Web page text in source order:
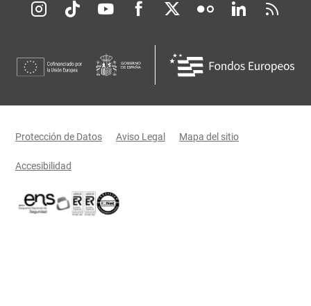
Redes sociales JCCM
Menú legal
Protección de Datos Aviso Legal Mapa del sitio
Accesibilidad